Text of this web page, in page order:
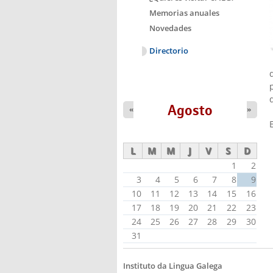
Memorias anuales
Novedades
Directorio
Agosto
« »
L M M J V S D
1
2
3
4 5 6 7 8
9
10
11 12 13 14 15
16
17
18 19 20 21 22
23
24
25 26 27 28 29
30
31
Instituto da Lingua Galega